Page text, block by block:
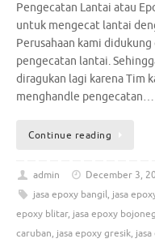
Pengecatan Lantai atau
untuk mengecat lantai
Perusahaan kami
pengecatan lantai.
diragukan lagi karena Tim
menghandle pengecatan…
Continue reading
admin December 3,
jasa epoxy bangil, jasa
epoxy blitar, jasa epoxy
caruban, jasa epoxy gresik,